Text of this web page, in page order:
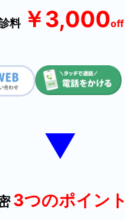
料 ￥3,000off
▼
3つのポイント